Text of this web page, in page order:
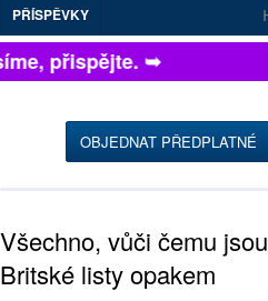
PŘÍSPĚVKY
přispějte. ➥
OBJEDNAT PŘEDPLATNÉ
Všechno, vůči čemu jsou
Britské listy opakem